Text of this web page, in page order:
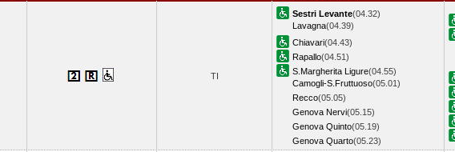
TI
Sestri Levante(04.32)
Lavagna(04.39)
Chiavari(04.43)
Rapallo(04.51)
S.Margherita Ligure(04.55)
Camogli-S.Fruttuoso(05.01)
Recco(05.05)
Genova Nervi(05.15)
Genova Quinto(05.19)
Genova Quarto(05.23)